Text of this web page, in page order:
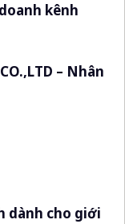
kênh
– Nhân
dành cho giới